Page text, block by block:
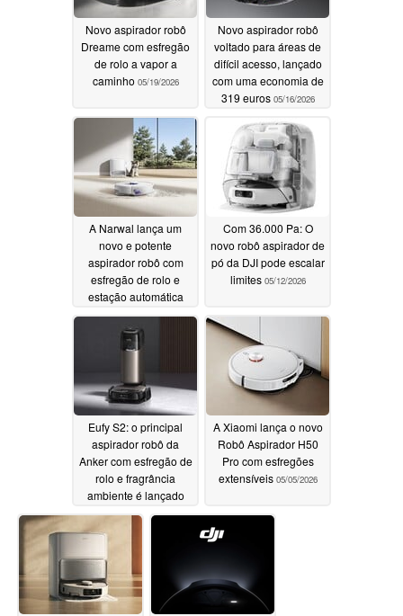
Novo aspirador robô
Dreame com esfregão
de rolo a vapor a
caminho 05/19/2026
Novo aspirador robô
voltado para áreas de
difícil acesso, lançado
com uma economia de
319 euros 05/16/2026
A Narwal lança um
novo e potente
aspirador robô com
esfregão de rolo e
estação automática
05/12/2026
Com 36.000 Pa: O
novo robô aspirador de
pó da DJI pode escalar
limites 05/12/2026
Eufy S2: o principal
aspirador robô da
Anker com esfregão de
rolo e fragrância
ambiente é lançado
com um presente
A Xiaomi lança o novo
Robô Aspirador H50
Pro com esfregões
extensíveis 05/05/2026